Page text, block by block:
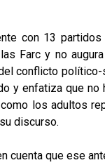
con 13
Farc y no
conflicto
y enfatiza que
los adultos
discurso.
cuenta que ese